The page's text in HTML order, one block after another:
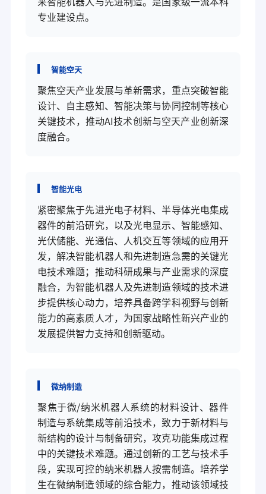
专业建设点。
智能空天
聚焦空天产业发展与革新需求，重点突破智能
设计、自主感知、智能决策与协同控制等核心
关键技术，推动AI技术创新与空天产业创新深
度融合。
智能光电
紧密聚焦于先进光电子材料、半导体光电集成
器件的前沿研究，以及光电显示、智能感知、
光伏储能、光通信、人机交互等领域的应用开
发，解决智能机器人和先进制造急需的关键光
电技术难题；推动科研成果与产业需求的深度
融合，为智能机器人及先进制造领域的技术进
步提供核心动力，培养具备跨学科视野与创新
能力的高素质人才，为国家战略性新兴产业的
发展提供智力支持和创新驱动。
微纳制造
聚焦于微/纳米机器人系统的材料设计、器件
制造与系统集成等前沿技术，致力于新材料与
新结构的设计与制备研究，攻克功能集成过程
中的关键技术难题。通过创新的工艺与技术手
段，实现可控的纳米机器人按需制造。培养学
生在微纳制造领域的综合能力，推动该领域技